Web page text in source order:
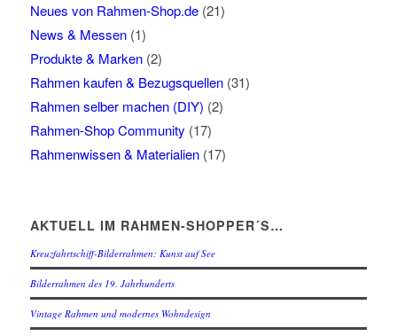
Neues von Rahmen-Shop.de(21)
News & Messen(1)
Produkte & Marken(2)
Rahmen kaufen & Bezugsquellen(31)
Rahmen selber machen (DIY) (2)
Rahmen-Shop Community (17)
Rahmenwissen & Materialien(17)
AKTUELL IM RAHMEN-SHOPPER´S…
Kreuzfahrtschiff-Bilderrahmen: Kunst auf See
Bilderrahmen des 19. Jahrhunderts
Vintage Rahmen und modernes Wohndesign